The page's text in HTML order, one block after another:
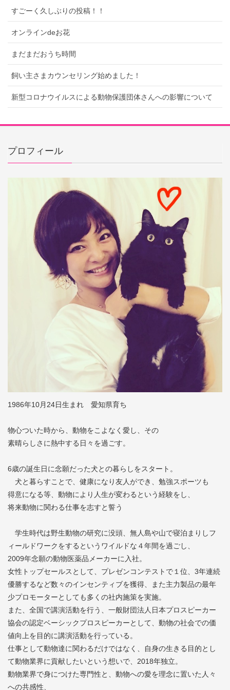
すごーく久しぶりの投稿！！
オンラインdeお花
まだまだおうち時間
飼い主さまカウンセリング始めました！
新型コロナウイルスによる動物保護団体さんへの影響について
プロフィール
1986年10月24日生まれ 愛知県育ち
物心ついた時から、動物をこよなく愛し、その
素晴らしさに熱中する日々を過ごす。
6歳の誕生日に念願だった犬との暮らしをスタート。
犬と暮らすことで、健康になり友人ができ、勉強スポーツも
得意になる等、動物により人生が変わるという経験をし、
将来動物に関わる仕事を志すと誓う
学生時代は野生動物の研究に没頭、無人島や山で寝泊まりしフ
ィールドワークをするというワイルドな４年間を過ごし、
2009年念願の動物医薬品メーカーに入社。
女性トップセールスとして、プレゼンコンテストで１位、3年連続
優勝するなど数々のインセンティブを獲得、また主力製品の最年
少プロモーターとしても多くの社内施策を実施。
また、全国で講演活動を行う、一般財団法人日本プロスピーカー
協会の認定ベーシックプロスピーカーとして、動物の社会での価
値向上を目的に講演活動を行っている。
仕事として動物達に関わるだけではなく、自身の生きる目的とし
て動物業界に貢献したいという想いで、2018年独立。
動物業界で身につけた専門性と、動物への愛を理念に置いた人々
への共感性、